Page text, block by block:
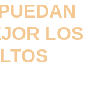
LOS